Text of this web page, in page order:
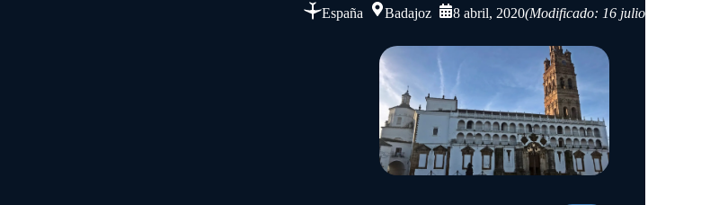
España Badajoz 8 abril, 2020(Modificado: 16 julio, 2025)